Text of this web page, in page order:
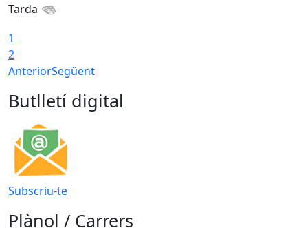
Tarda
1
2
AnteriorSegüent
Butlletí digital
Subscriu-te
Plànol / Carrers